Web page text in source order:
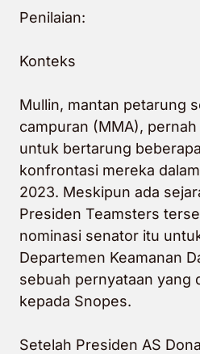
Penilaian:
Konteks
Mullin, mantan petarung
campuran (MMA), pernah
untuk bertarung
konfrontasi mereka
2023. Meskipun ada
Presiden Teamsters
nominasi senator itu
Departemen Keamanan
sebuah pernyataan yang
kepada Snopes.
Setelah Presiden AS